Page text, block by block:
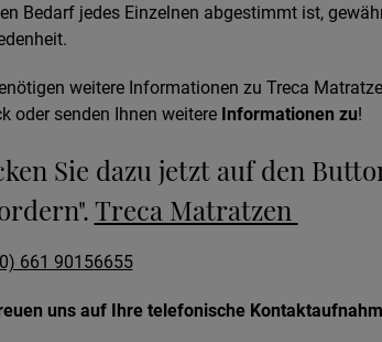
Bedarf jedes Einzelnen abgestimmt ist,
weitere Informationen zu Treca
oder senden Ihnen weitere Informationen zu!
Sie dazu jetzt auf den
Treca Matratzen
661 90156655
uns auf Ihre telefonische